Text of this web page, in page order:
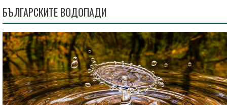
БЪЛГАРСКИТЕ ВОДОПАДИ